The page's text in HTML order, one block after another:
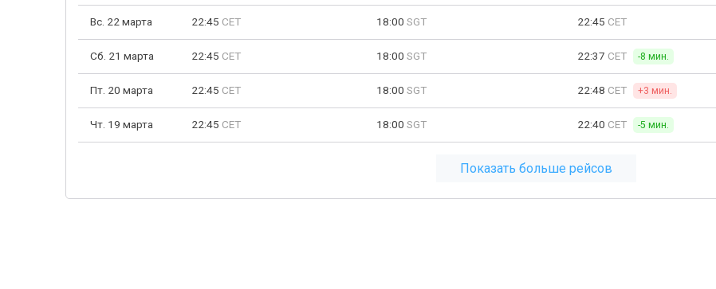
Вс. 22 марта 22:45 CET 18:00 SGT 22:45 CET
Сб. 21 марта 22:45 CET 18:00 SGT 22:37 CET -8 мин.
Пт. 20 марта 22:45 CET 18:00 SGT 22:48 CET +3 мин.
Чт. 19 марта 22:45 CET 18:00 SGT 22:40 CET -5 мин.
Показать больше рейсов